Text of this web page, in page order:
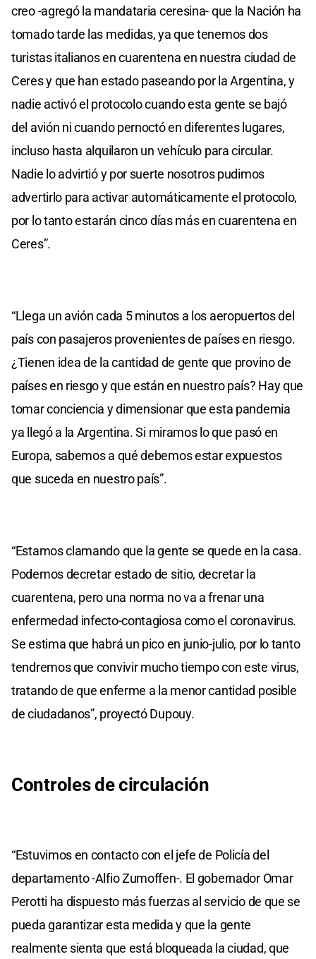
creo -agregó la mandataria ceresina- que la Nación ha
tomado tarde las medidas, ya que tenemos dos
turistas italianos en cuarentena en nuestra ciudad de
Ceres y que han estado paseando por la Argentina, y
nadie activó el protocolo cuando esta gente se bajó
del avión ni cuando pernoctó en diferentes lugares,
incluso hasta alquilaron un vehículo para circular.
Nadie lo advirtió y por suerte nosotros pudimos
advertirlo para activar automáticamente el protocolo,
por lo tanto estarán cinco días más en cuarentena en
Ceres”.
“Llega un avión cada 5 minutos a los aeropuertos del
país con pasajeros provenientes de países en riesgo.
¿Tienen idea de la cantidad de gente que provino de
países en riesgo y que están en nuestro país? Hay que
tomar conciencia y dimensionar que esta pandemia
ya llegó a la Argentina. Si miramos lo que pasó en
Europa, sabemos a qué debemos estar expuestos
que suceda en nuestro país”.
“Estamos clamando que la gente se quede en la casa.
Podemos decretar estado de sitio, decretar la
cuarentena, pero una norma no va a frenar una
enfermedad infecto-contagiosa como el coronavirus.
Se estima que habrá un pico en junio-julio, por lo tanto
tendremos que convivir mucho tiempo con este virus,
tratando de que enferme a la menor cantidad posible
de ciudadanos”, proyectó Dupouy.
Controles de circulación
“Estuvimos en contacto con el jefe de Policía del
departamento -Alfio Zumoffen-. El gobernador Omar
Perotti ha dispuesto más fuerzas al servicio de que se
pueda garantizar esta medida y que la gente
realmente sienta que está bloqueada la ciudad, que